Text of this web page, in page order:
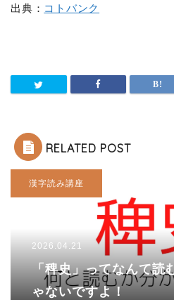
出典： コトバンク
RELATED POST
漢字読み講座
2026.04.21
「稗史」ってなんて読
ゃないですよ！